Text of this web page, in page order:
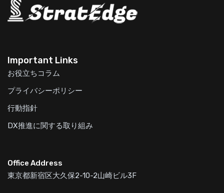
Important Links
お役立ちコラム
プライバシーポリシー
行動指針
DX推進に関する取り組み
Office Address
東京都新宿区大久保2-10-2山崎ビル3F